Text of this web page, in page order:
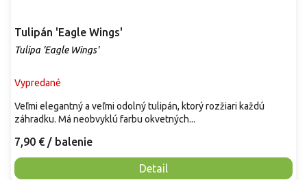
Tulipán 'Eagle Wings'
Tulipa 'Eagle Wings'
Vypredané
7,90 € / balenie
Detail
Veľmi elegantný a veľmi odolný tulipán, ktorý rozžiari každú
záhradku. Má neobvyklú farbu okvetných...